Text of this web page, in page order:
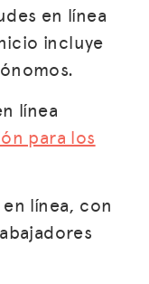
en línea
incluye
línea
para los
línea, con